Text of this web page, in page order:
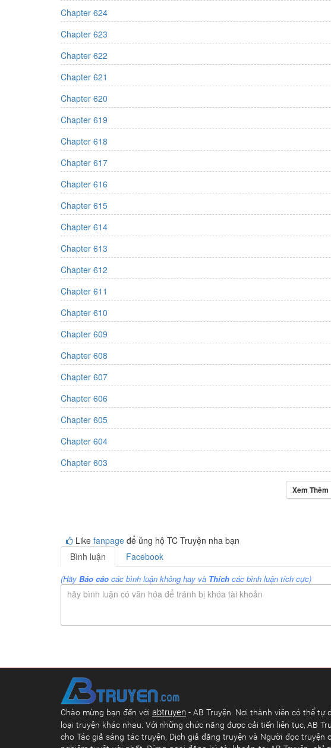
Chapter 624
Chapter 623
Chapter 622
Chapter 621
Chapter 620
Chapter 619
Chapter 618
Chapter 617
Chapter 616
Chapter 615
Chapter 614
Chapter 613
Chapter 612
Chapter 611
Chapter 610
Chapter 609
Chapter 608
Chapter 607
Chapter 606
Chapter 605
Chapter 604
Chapter 603
Xem Thêm
Like fanpage để ủng hộ TC Truyện nha bạn
Bình luận
Facebook
(Hãy Báo cáo các bình luận không hay và Thích các bình luận tích cực)
hãy bình luận có văn hóa để tránh bị khóa tài khoản
Chào mừng bạn đến với abtruyen - AB Truyện. Nơi thành viên có thể tự
loại truyện khác nhau. Với những chức năng được cải tiến liên tục, AB
cho Tác giả sáng tác truyện, Dịch giả đăng truyện và Người đọc truyện